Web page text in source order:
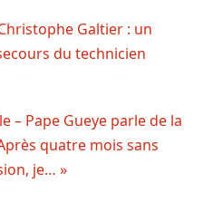
Galtier : un
du technicien
– Pape Gueye parle de la
quatre mois sans
je… »